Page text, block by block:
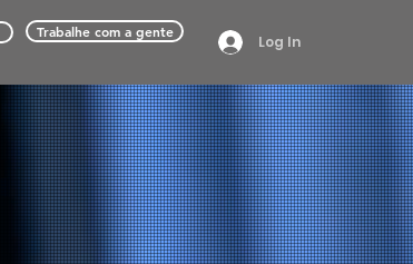
Trabalhe com a gente
Log In